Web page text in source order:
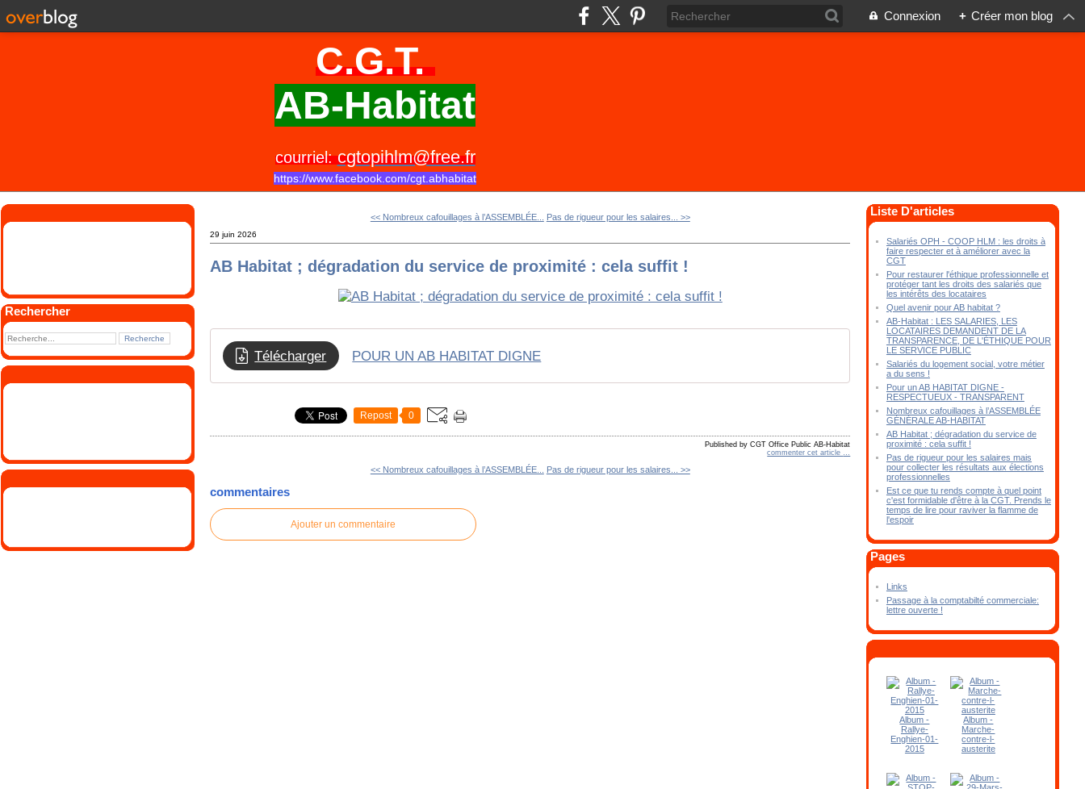
Connexion + Créer mon blog
C.G.T.
AB-Habitat
courriel:cgtopihlm@free.fr
https://www.facebook.com/cgt.abhabitat
Rechercher
<< Nombreux cafouillages à l’ASSEMBLÉE... Pas de rigueur pour les salaires... >>
29 juin 2026
AB Habitat ; dégradation du service de proximité : cela suffit !
Télécharger POUR UN AB HABITAT DIGNE
Repost 0
Published by CGT Office Public AB-Habitat
commenter cet article …
<< Nombreux cafouillages à l’ASSEMBLÉE... Pas de rigueur pour les salaires... >>
commentaires
Ajouter un commentaire
Liste D'articles
Salariés OPH - COOP HLM : les droits à
faire respecter et à améliorer avec la
CGT
Pour restaurer l'éthique professionnelle et
protéger tant les droits des salariés que
les intérêts des locataires
Quel avenir pour AB habitat ?
AB-Habitat : LES SALARIES, LES
LOCATAIRES DEMANDENT DE LA
TRANSPARENCE, DE L'ÉTHIQUE POUR
LE SERVICE PUBLIC
Salariés du logement social, votre métier
a du sens !
Pour un AB HABITAT DIGNE -
RESPECTUEUX - TRANSPARENT
Nombreux cafouillages à l’ASSEMBLÉE
GÉNÉRALE AB-HABITAT
AB Habitat ; dégradation du service de
proximité : cela suffit !
Pas de rigueur pour les salaires mais
pour collecter les résultats aux élections
professionnelles
Est ce que tu rends compte à quel point
c'est formidable d'être à la CGT. Prends le
temps de lire pour raviver la flamme de
l'espoir
Pages
Links
Passage à la comptabilté commerciale:
lettre ouverte !
Album -
Rallye-
Enghien-01-
2015
Album -
Marche-
contre-l-
austerite